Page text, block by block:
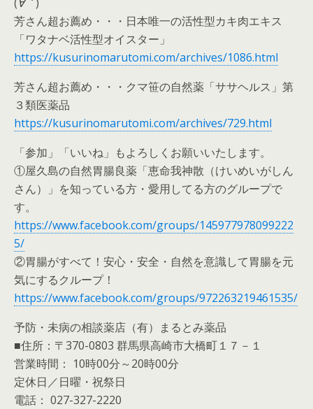
芳さん超お薦め・・・日本唯一の活性型カキ肉エキス
「ワタナベ活性型オイスター」
https://kusurinomarutomi.com/archives/1086.html
芳さん超お薦め・・・クマ笹の自然薬「ササヘルス」第
３類医薬品
https://kusurinomarutomi.com/archives/729.html
「参加」「いいね」もよろしくお願いいたします。
①屋久島の自然胃腸良薬「恵命我神散（けいめいがしん
さん）」を知っている方・愛用してる方のグループで
す。
https://www.facebook.com/groups/145977978099222
5/
②胃腸がすべて！安心・安全・自然を意識して胃腸を元
気にするクループ！
https://www.facebook.com/groups/972263219461535/
予防・未病の相談薬店（有）まるとみ薬品
■住所：〒370-0803 群馬県高崎市大橋町１７－１
営業時間： 10時00分～20時00分
定休日／日曜・祝祭日
電話： 027-327-2220